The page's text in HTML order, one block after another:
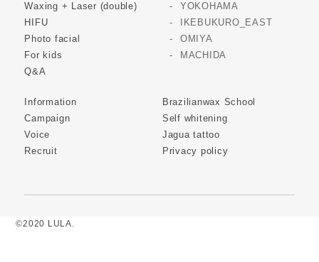
Waxing + Laser (double)
HIFU
Photo facial
For kids
Q&A
YOKOHAMA
IKEBUKURO_EAST
OMIYA
MACHIDA
Information
Campaign
Voice
Recruit
Brazilianwax School
Self whitening
Jagua tattoo
Privacy policy
©2020 LULA.